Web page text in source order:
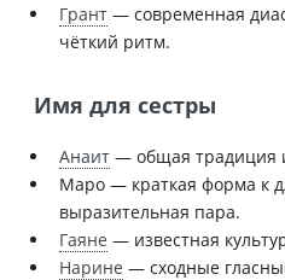
Грант — современная
чёткий ритм.
Имя для сестры
Анаит — общая традиция
Маро — краткая форма к
выразительная пара.
Гаяне — известная
Нарине — сходные